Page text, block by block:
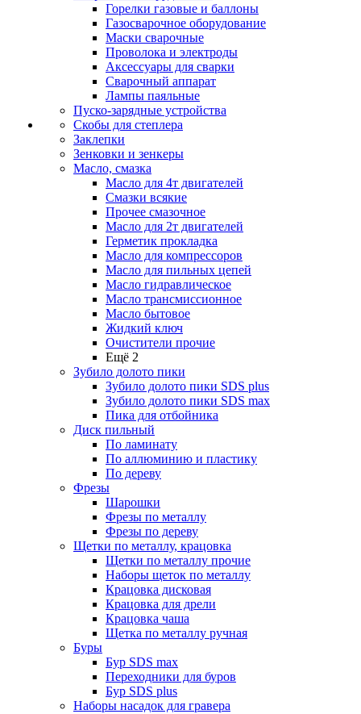
Горелки газовые и баллоны
Газосварочное оборудование
Маски сварочные
Проволока и электроды
Аксессуары для сварки
Сварочный аппарат
Лампы паяльные
Пуско-зарядные устройства
Скобы для степлера
Заклепки
Зенковки и зенкеры
Масло, смазка
Масло для 4т двигателей
Смазки всякие
Прочее смазочное
Масло для 2т двигателей
Герметик прокладка
Масло для компрессоров
Масло для пильных цепей
Масло гидравлическое
Масло трансмиссионное
Масло бытовое
Жидкий ключ
Очистители прочие
Ещё 2
Зубило долото пики
Зубило долото пики SDS plus
Зубило долото пики SDS max
Пика для отбойника
Диск пильный
По ламинату
По аллюминию и пластику
По дереву
Фрезы
Шарошки
Фрезы по металлу
Фрезы по дереву
Щетки по металлу, крацовка
Щетки по металлу прочие
Наборы щеток по металлу
Крацовка дисковая
Крацовка для дрели
Крацовка чаша
Щетка по металлу ручная
Буры
Бур SDS max
Переходники для буров
Бур SDS plus
Наборы насадок для гравера